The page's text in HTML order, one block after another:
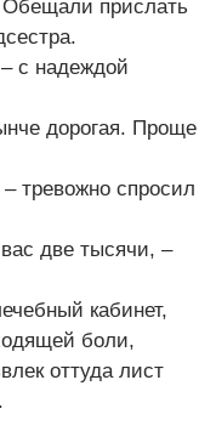
Обещали прислать
с надеждой
дорогая. Проще
тревожно спросил
две тысячи, –
кабинет,
боли,
оттуда лист